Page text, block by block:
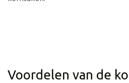
Voordelen van de